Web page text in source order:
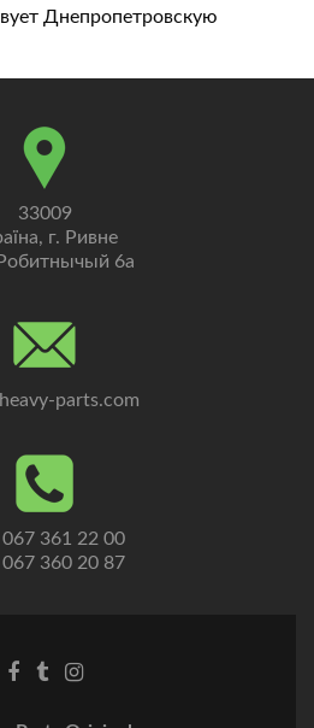
Днепропетровскую
33009
г. Ривне
6а
parts.com
067 361 22 00
067 360 20 87